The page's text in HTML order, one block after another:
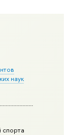
наук